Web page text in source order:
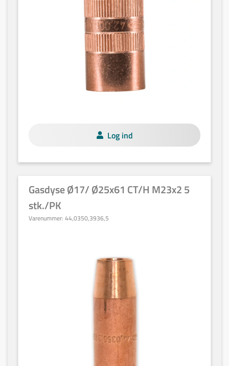
Log ind
Gasdyse Ø17/ Ø25x61 CT/H M23x2 5
stk./PK
Varenummer: 44,0350,3936,5